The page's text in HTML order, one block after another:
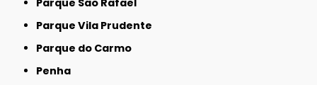
Parque Vila Prudente
Parque do Carmo
Penha